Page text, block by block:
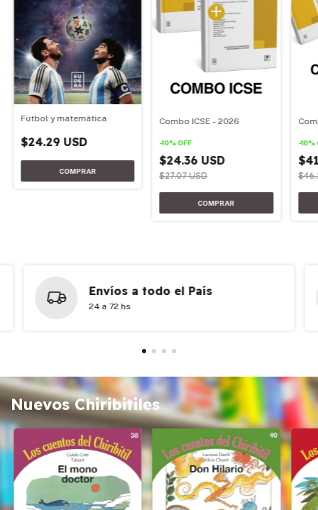
Fútbol y matemática
$24.29 USD
Combo ICSE - 2026
-10%OFF
$24.36 USD
$27.07 USD
-10%
Envíos a todo el País
24 a 72 hs
Nuevos Chiribitiles